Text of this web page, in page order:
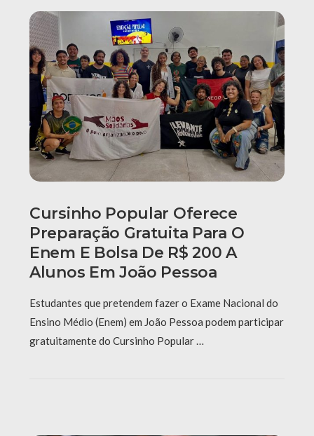
Cursinho Popular Oferece
Preparação Gratuita Para O
Enem E Bolsa De R$ 200 A
Alunos Em João Pessoa
Estudantes que pretendem fazer o Exame Nacional do
Ensino Médio (Enem) em João Pessoa podem participar
gratuitamente do Cursinho Popular …